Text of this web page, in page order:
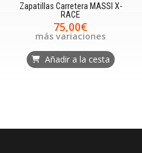
Zapatillas Carretera MASSI X-
RACE
75,00€
más variaciones
Añadir a la cesta